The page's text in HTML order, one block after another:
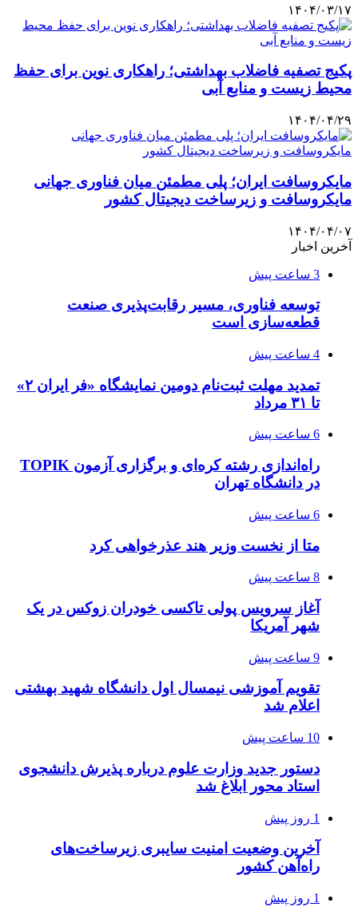
۱۴۰۴/۰۳/۱۷
پکیج تصفیه فاضلاب بهداشتی؛ راهکاری نوین برای حفظ
محیط زیست و منابع آبی
۱۴۰۴/۰۴/۲۹
مایکروسافت ایران؛ پلی مطمئن میان فناوری جهانی
مایکروسافت و زیرساخت دیجیتال کشور
۱۴۰۴/۰۴/۰۷
آخرین اخبار
3 ساعت پیش
توسعه فناوری، مسیر رقابت‌پذیری صنعت
قطعه‌سازی است
4 ساعت پیش
تمدید مهلت ثبت‌نام دومین نمایشگاه «فر ایران ۲»
تا ۳۱ مرداد
6 ساعت پیش
راه‌اندازی رشته کره‌ای و برگزاری آزمون TOPIK
در دانشگاه تهران
6 ساعت پیش
متا از نخست وزیر هند عذرخواهی کرد
8 ساعت پیش
آغاز سرویس پولی تاکسی خودران زوکس در یک
شهر آمریکا
9 ساعت پیش
تقویم آموزشی نیمسال اول دانشگاه شهید بهشتی
اعلام شد
10 ساعت پیش
دستور جدید وزارت علوم درباره پذیرش دانشجوی
استاد محور ابلاغ شد
1 روز پیش
آخرین وضعیت امنیت سایبری زیرساخت‌های
راه‌آهن کشور
1 روز پیش